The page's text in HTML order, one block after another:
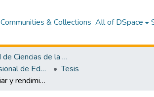
Communities & Collections All of DSpace
Facultad de Ciencias de la Educación y Humanidades
Escuela Profesional de Educación Secundaria
Tesis
Violencia familiar y rendimiento académico de los estudiantes del 3 A de secundaria del Colegio Experimental UNAP-San Juan Bautista 2018